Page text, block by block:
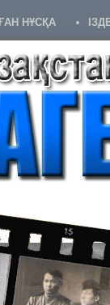
НҰСҚА